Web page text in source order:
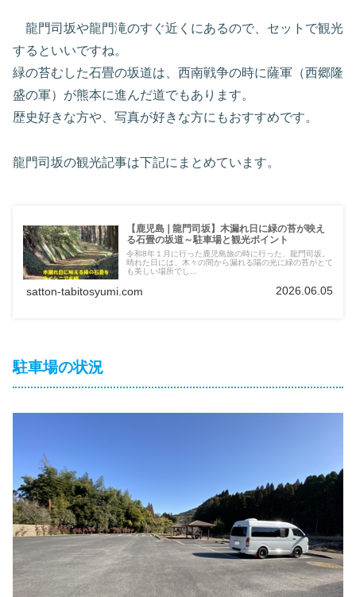
龍門司坂や龍門滝のすぐ近くにあるので、セットで観光
するといいですね。
緑の苔むした石畳の坂道は、西南戦争の時に薩軍（西郷隆
盛の軍）が熊本に進んだ道でもあります。
歴史好きな方や、写真が好きな方にもおすすめです。
龍門司坂の観光記事は下記にまとめています。
【鹿児島❘龍門司坂】木漏れ日に緑の苔が映え
る石畳の坂道～駐車場と観光ポイント
令和8年１月に行った鹿児島旅の時に行った、龍門司坂。
晴れた日には、木々の間から漏れる陽の光に緑の苔がとて
も美しい場所でし...
satton-tabitosyumi.com 2026.06.05
駐車場の状況